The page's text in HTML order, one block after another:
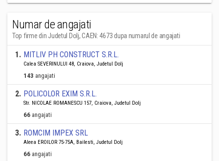
Numar de angajati
Top firme din Judetul Dolj, CAEN: 4673 dupa numarul de angajati
1. MITLIV PH CONSTRUCT S.R.L.
Calea SEVERINULUI 48, Craiova, Judetul Dolj
143 angajati
2. POLICOLOR EXIM S.R.L.
Str. NICOLAE ROMANESCU 157, Craiova, Judetul Dolj
66 angajati
3. ROMCIM IMPEX SRL
Aleea EROILOR 75-75A, Bailesti, Judetul Dolj
66 angajati